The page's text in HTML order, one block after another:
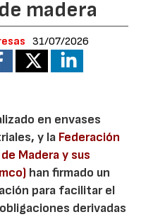
madera
31/07/2026
en envases
y la Federación
Madera y sus
han firmado un
para facilitar el
derivadas